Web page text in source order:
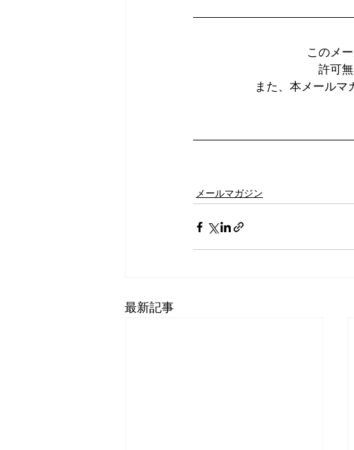
このメ
許可
また、本メールマ
メールマガジン
最新記事